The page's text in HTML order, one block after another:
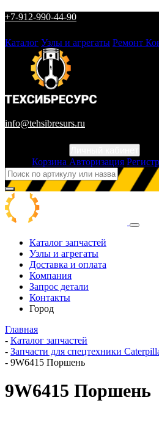
+7-912-990-44-90
Каталог Узлы и агрегаты Ремонт
info@tehsibresurs.ru
Корзина Авторизация
Каталог запчастей
Узлы и агрегаты
Доставка и оплата
Компания
Запрос детали
Контакты
Город
Главная
- Каталог запчастей
- Запчасти для спецтехники
- 9W6415 Поршень
9W6415 Поршень